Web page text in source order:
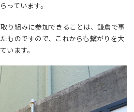
っています。
り組みに参加できることは、鎌倉で事
ものですので、これからも繋がりを大
います。